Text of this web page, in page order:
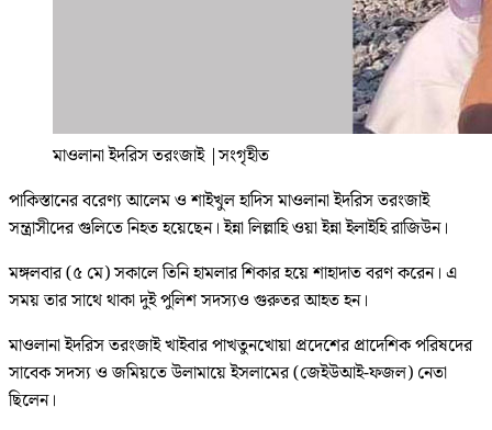
মাওলানা ইদরিস তরংজাই |সংগৃহীত
পাকিস্তানের বরেণ্য আলেম ও শাইখুল হাদিস মাওলানা ইদরিস তরংজাই
সন্ত্রাসীদের গুলিতে নিহত হয়েছেন। ইন্না লিল্লাহি ওয়া ইন্না ইলাইহি রাজিউন।
মঙ্গলবার (৫ মে) সকালে তিনি হামলার শিকার হয়ে শাহাদাত বরণ করেন। এ
সময় তার সাথে থাকা দুই পুলিশ সদস্যও গুরুতর আহত হন।
মাওলানা ইদরিস তরংজাই খাইবার পাখতুনখোয়া প্রদেশের প্রাদেশিক পরিষদের
সাবেক সদস্য ও জমিয়তে উলামায়ে ইসলামের (জেইউআই-ফজল) নেতা
ছিলেন।